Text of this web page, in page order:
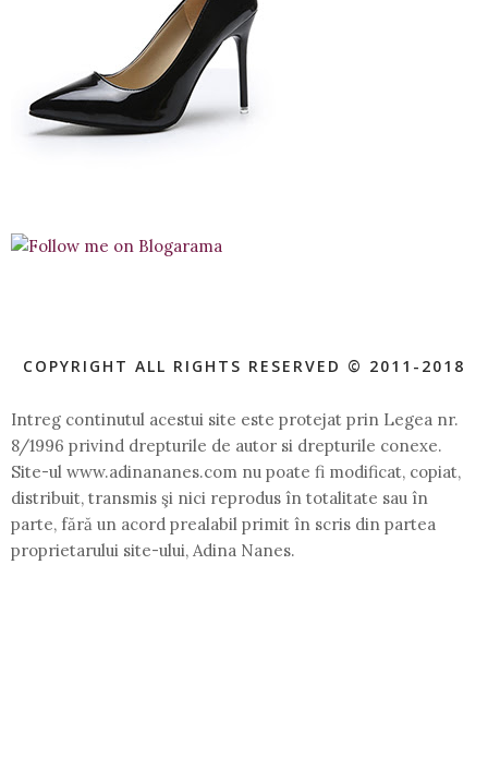
COPYRIGHT ALL RIGHTS RESERVED © 2011-2018
Intreg continutul acestui site este protejat prin Legea nr.
8/1996 privind drepturile de autor si drepturile conexe.
Site-ul www.adinananes.com nu poate fi modificat, copiat,
distribuit, transmis şi nici reprodus în totalitate sau în
parte, fără un acord prealabil primit în scris din partea
proprietarului site-ului, Adina Nanes.